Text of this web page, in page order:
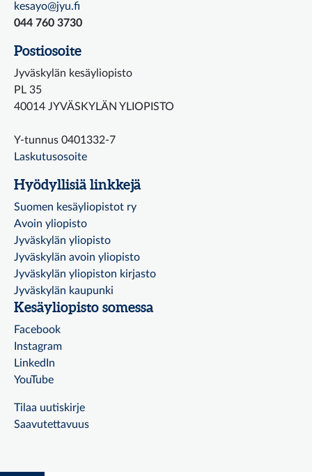
kesayo@jyu.fi
044 760 3730
Postiosoite
Jyväskylän kesäyliopisto
PL 35
40014 JYVÄSKYLÄN YLIOPISTO
Y-tunnus 0401332-7
Laskutusosoite
Hyödyllisiä linkkejä
Suomen kesäyliopistot ry
Avoin yliopisto
Jyväskylän yliopisto
Jyväskylän avoin yliopisto
Jyväskylän yliopiston kirjasto
Jyväskylän kaupunki
Kesäyliopisto somessa
Facebook
Instagram
LinkedIn
YouTube
Tilaa uutiskirje
Saavutettavuus